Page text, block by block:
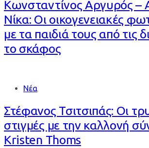
Κωνσταντίνος Αργυρός –
Νίκα: Οι οικογενειακές
με τα παιδιά τους από τις
το σκάφος
Νέα
Στέφανος Τσιτσιπάς: Οι
στιγμές με την καλλονή
Kristen Thoms